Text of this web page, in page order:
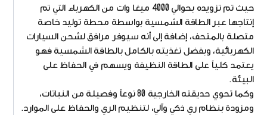
حيث تم تزويده بحوالي 4000 ميغا وات من الكهرباء التي تم
إنتاجها عبر الطاقة الشمسية بواسطة محطة توليد خاصة
متصلة بالمتحف، إضافة إلى أنه سيوفر مرافق لشحن السيارات
الكهربائية، وبفضل تغذيته بالكامل بالطاقة الشمسية فهو
يعتمد كلياً على الطاقة النظيفة ويسهم في الحفاظ على
البيئة.
وكما تحوي حديقته الخارجية 80 نوعاً وفصيلة من النباتات،
ومزودة بنظام ري ذكي وآلي، لتنظيم الري والحفاظ على الموارد.